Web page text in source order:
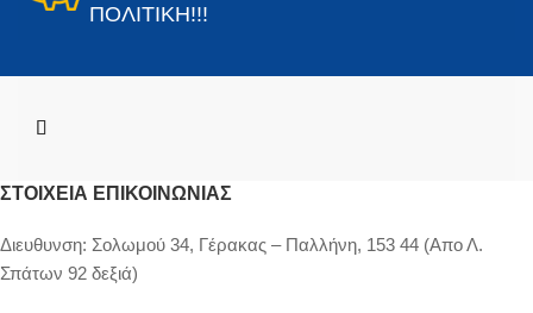
ΠΟΛΙΤΙΚΗ!!!
ΣΤΟΙΧΕΊΑ ΕΠΙΚΟΙΝΩΝΊΑΣ
Διευθυνση: Σολωμού 34, Γέρακας – Παλλήνη, 153 44 (Απο Λ.
Σπάτων 92 δεξιά)